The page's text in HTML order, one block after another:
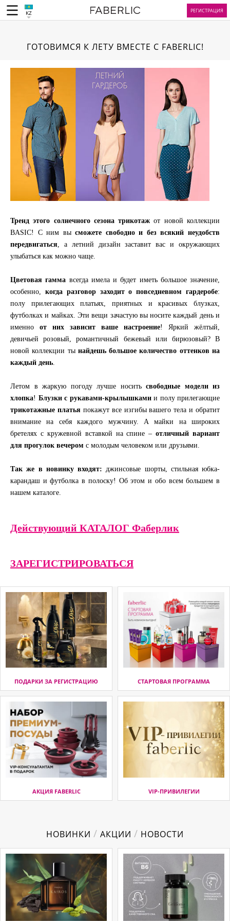
KZ РЕГИСТРАЦИЯ
ГОТОВИМСЯ К ЛЕТУ ВМЕСТЕ С FABERLIC!
Тренд этого солнечного сезона трикотаж от новой коллекции
BASIC! С ним высможете свободно и без всякий неудобств
передвигаться , а летний дизайн заставит вас и окружающих
улыбаться как можно чаще.
Цветовая гамма всегда имела и будет иметь большое значение,
особенно, когда разговор заходит о повседневном гардеробе:
полу прилегающих платьях, приятных и красивых блузках,
футболках и майках. Эти вещи зачастую вы носите каждый день и
именно от них зависит ваше настроение! Яркий жёлтый,
девичьей розовый, романтичный бежевый или бирюзовый? В
новой коллекции ты найдешь большое количество оттенков на
каждый день
Летом в жаркую погоду лучше носить свободные модели из
хлопка! Блузки с рукавами-крылышкамии полу прилегающие
трикотажные платья покажут все изгибы вашего тела и обратит
внимание на себя каждого мужчину. А майки на широких
бретелях с кружевной вставкой на спине –отличный вариант
для прогулок вечером с молодым человеком или друзьями.
Так же в новинку входят: джинсовые шорты, стильная юбка-
карандаш и футболка в полоску! Об этом и обо всем большем в
нашем каталоге.
Действующий КАТАЛОГ Фаберлик
ЗАРЕГИСТРИРОВАТЬСЯ
ПОДАРКИ ЗА РЕГИСТРАЦИЮ СТАРТОВАЯ ПРОГРАММА
АКЦИЯ FABERLIC VIP-ПРИВИЛЕГИИ
НОВИНКИ / АКЦИИ / НОВОСТИ